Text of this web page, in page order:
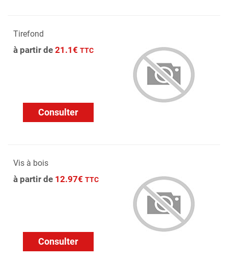
Tirefond
à partir de 21.1€ TTC
Consulter
Vis à bois
à partir de 12.97€ TTC
Consulter